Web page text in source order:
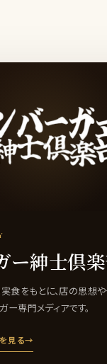
ー紳士倶
食をもとに、店の思想
専門メディアです。
見る→